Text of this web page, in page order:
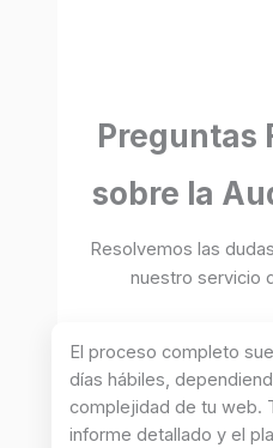
Preguntas
sobre la
Resolvemos las
nuestro servicio
El proceso completo
días hábiles,
complejidad de tu web.
informe detallado y el